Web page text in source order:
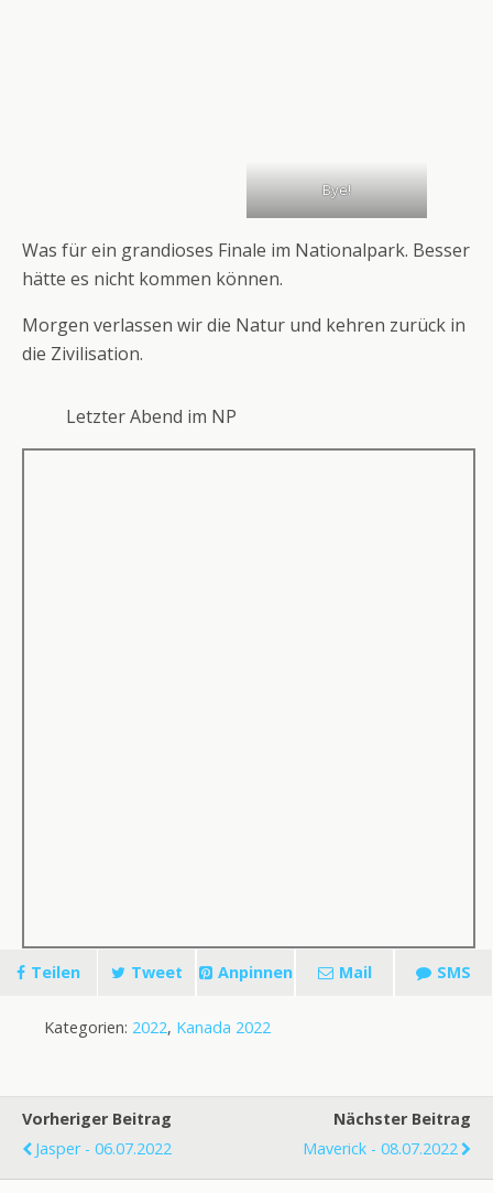
Bye!
Was für ein grandioses Finale im Nationalpark. Besser
hätte es nicht kommen können.
Morgen verlassen wir die Natur und kehren zurück in
die Zivilisation.
Letzter Abend im NP
Teilen Tweet Anpinnen Mail SMS
Kategorien: 2022, Kanada 2022
Vorheriger Beitrag
Jasper - 06.07.2022
Nächster Beitrag
Maverick - 08.07.2022